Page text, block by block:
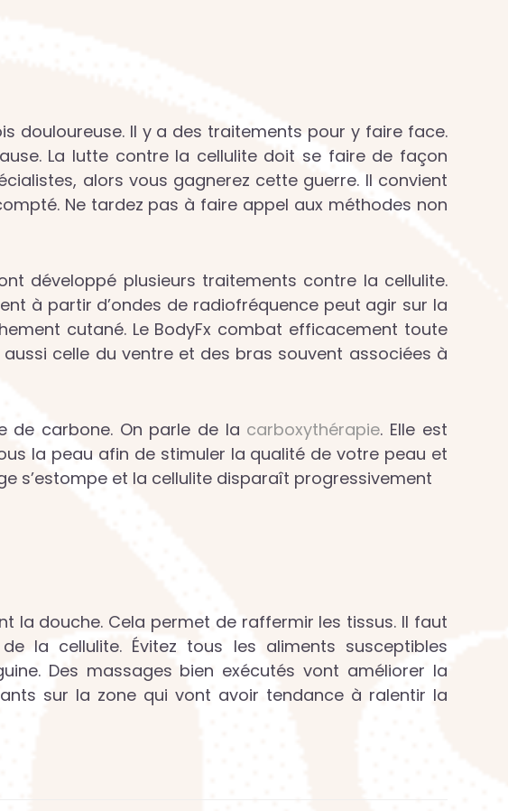
douloureuse. Il y a des traitements pour y faire face.
La lutte contre la cellulite doit se faire de façon
alors vous gagnerez cette guerre. Il convient
Ne tardez pas à faire appel aux méthodes non
développé plusieurs traitements contre la cellulite.
à partir d’ondes de radiofréquence peut agir sur la
cutané. Le BodyFx combat efficacement toute
celle du ventre et des bras souvent associées à
de carbone. On parle de la carboxythérapie. Elle est
la peau afin de stimuler la qualité de votre peau et
s’estompe et la cellulite disparaît progressivement
la douche. Cela permet de raffermir les tissus. Il faut
la cellulite. Évitez tous les aliments susceptibles
Des massages bien exécutés vont améliorer la
sur la zone qui vont avoir tendance à ralentir la